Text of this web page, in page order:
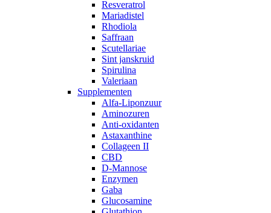
Resveratrol
Mariadistel
Rhodiola
Saffraan
Scutellariae
Sint janskruid
Spirulina
Valeriaan
Supplementen
Alfa-Liponzuur
Aminozuren
Anti-oxidanten
Astaxanthine
Collageen II
CBD
D-Mannose
Enzymen
Gaba
Glucosamine